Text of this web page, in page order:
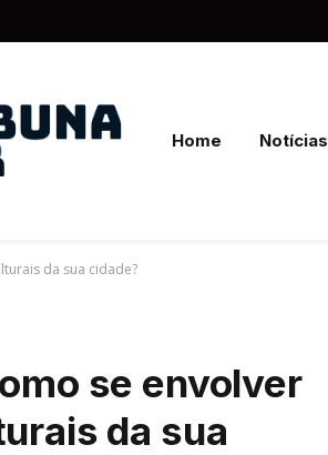
Home Notícias
da sua cidade?
se envolver
da sua